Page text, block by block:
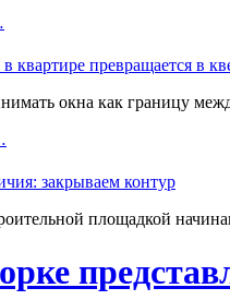
окна как границу
площадкой